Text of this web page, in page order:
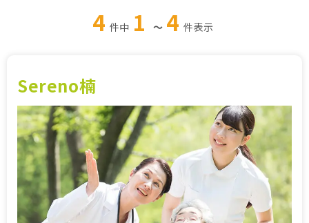
お役立ち情報
施設特集一覧
ブログ一覧
お気に入り一覧
4 件中 1 ～ 4 件表示
Sereno楠